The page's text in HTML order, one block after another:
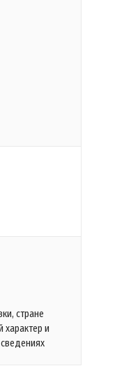
стране
характер и